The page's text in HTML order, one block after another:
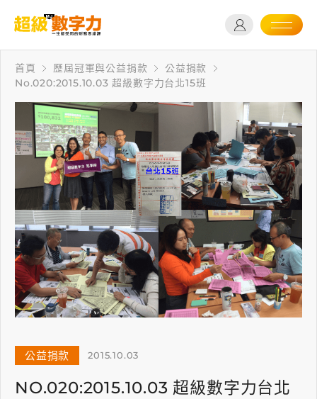
首頁 歷屆冠軍與公益捐款
公益捐款
No.020:2015.10.03 超級數字力台北15班
公益捐款 2015.10.03
NO.020:2015.10.03 超級數字力台北